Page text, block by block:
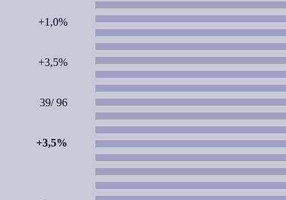
+1,0%
+3,5%
39/ 96
+3,5%